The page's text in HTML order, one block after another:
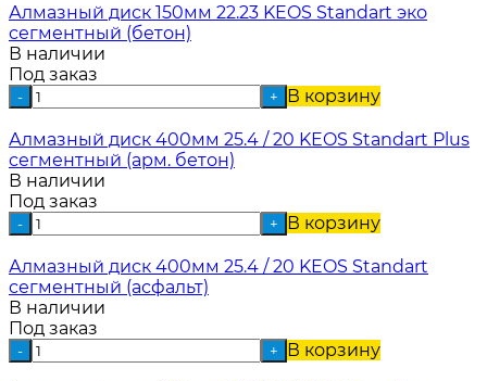
Алмазный диск 150мм 22.23 KEOS Standart эко
сегментный (бетон)
В наличии
Под заказ
- + В корзину
Алмазный диск 400мм 25.4 / 20 KEOS Standart Plus
сегментный (арм. бетон)
В наличии
Под заказ
- + В корзину
Алмазный диск 400мм 25.4 / 20 KEOS Standart
сегментный (асфальт)
В наличии
Под заказ
- + В корзину